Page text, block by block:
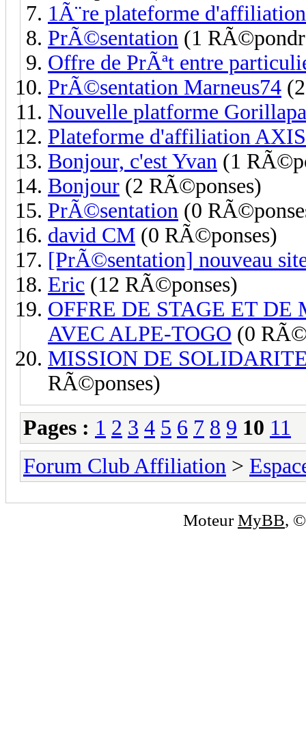
1Ã¨re plateforme
PrÃ©sentation (1
Offre de PrÃªt entre
PrÃ©sentation Marneus74
Nouvelle platforme
Plateforme d'affiliation
Bonjour, c'est Yvan (1
Bonjour (2 RÃ©ponses)
PrÃ©sentation (0
david CM (0 RÃ©ponses)
[PrÃ©sentation] nouveau
Eric (12 RÃ©ponses)
OFFRE DE STAGE ET
AVEC ALPE-TOGO (0
MISSION DE
RÃ©ponses)
Pages : 1 2 3 4 5 6 7 8 9 10 11
Forum Club Affiliation >
MoteurMyBB,